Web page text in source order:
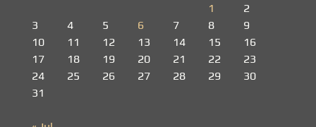
1
2
3
4 5 6 7 8
9
10
11 12 13 14 15
16
17
18 19 20 21 22
23
24
25 26 27 28 29
30
31